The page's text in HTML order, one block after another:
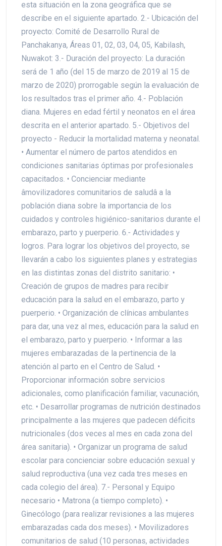
esta situación en la zona geográfica que se
describe en el siguiente apartado. 2.- Ubicación del
proyecto: Comité de Desarrollo Rural de
Panchakanya, Áreas 01, 02, 03, 04, 05, Kabilash,
Nuwakot: 3.- Duración del proyecto: La duración
será de 1 año (del 15 de marzo de 2019 al 15 de
marzo de 2020) prorrogable según la evaluación de
los resultados tras el primer año. 4.- Población
diana. Mujeres en edad fértil y neonatos en el área
descrita en el anterior apartado. 5.- Objetivos del
proyecto - Reducir la mortalidad materna y neonatal.
• Aumentar el número de partos atendidos en
condiciones sanitarias óptimas por profesionales
capacitados. • Concienciar mediante
âmovilizadores comunitarios de saludâ a la
población diana sobre la importancia de los
cuidados y controles higiénico-sanitarios durante el
embarazo, parto y puerperio. 6.- Actividades y
logros. Para lograr los objetivos del proyecto, se
llevarán a cabo los siguientes planes y estrategias
en las distintas zonas del distrito sanitario: •
Creación de grupos de madres para recibir
educación para la salud en el embarazo, parto y
puerperio. • Organización de clínicas ambulantes
para dar, una vez al mes, educación para la salud en
el embarazo, parto y puerperio. • Informar a las
mujeres embarazadas de la pertinencia de la
atención al parto en el Centro de Salud. •
Proporcionar información sobre servicios
adicionales, como planificación familiar, vacunación,
etc. • Desarrollar programas de nutrición destinados
principalmente a las mujeres que padecen déficits
nutricionales (dos veces al mes en cada zona del
área sanitaria). • Organizar un programa de salud
escolar para concienciar sobre educación sexual y
salud reproductiva (una vez cada tres meses en
cada colegio del área). 7.- Personal y Equipo
necesario • Matrona (a tiempo completo). •
Ginecólogo (para realizar revisiones a las mujeres
embarazadas cada dos meses). • Movilizadores
comunitarios de salud (10 personas, actividades